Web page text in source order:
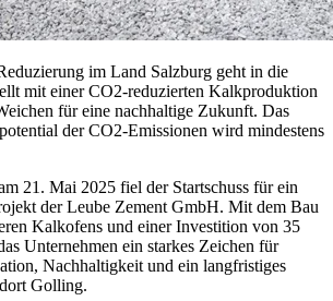
im Land Salzburg geht in die
mit einer CO2-reduzierten Kalkproduktion
für eine nachhaltige Zukunft. Das
der CO2-Emissionen wird mindestens
21. Mai 2025 fiel der Startschuss für ein
der Leube Zement GmbH. Mit dem Bau
Kalkofens und einer Investition von 35
Unternehmen ein starkes Zeichen für
Nachhaltigkeit und ein langfristiges
Golling.